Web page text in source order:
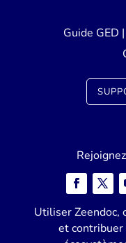
Guide GED |
Utiliser Zeendoc,
et contribuer